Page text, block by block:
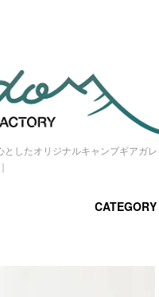
したオリジナルキャンプギアガレ
CATEGORY